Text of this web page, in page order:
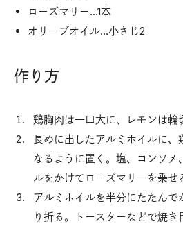
ローズマリー…1本
オリーブオイル…小さじ2
作り方
鶏胸肉は一口大に、レモンは輪
長めに出したアルミホイルに、
なるように置く。塩、コンソメ
ルをかけてローズマリーを乗せ
アルミホイルを半分にたたん
り折る。トースターなどで焼き